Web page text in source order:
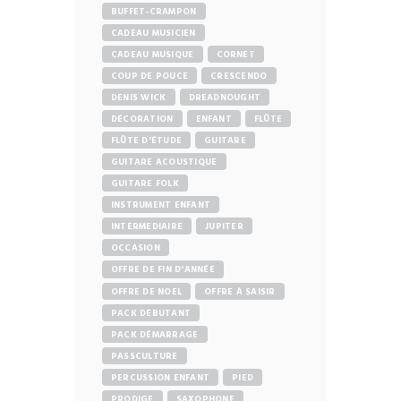
BUFFET-CRAMPON
CADEAU MUSICIEN
CADEAU MUSIQUE
CORNET
COUP DE POUCE
CRESCENDO
DENIS WICK
DREADNOUGHT
DÉCORATION
ENFANT
FLÛTE
FLÛTE D'ÉTUDE
GUITARE
GUITARE ACOUSTIQUE
GUITARE FOLK
INSTRUMENT ENFANT
INTERMEDIAIRE
JUPITER
OCCASION
OFFRE DE FIN D'ANNÉE
OFFRE DE NOEL
OFFRE À SAISIR
PACK DÉBUTANT
PACK DÉMARRAGE
PASSCULTURE
PERCUSSION ENFANT
PIED